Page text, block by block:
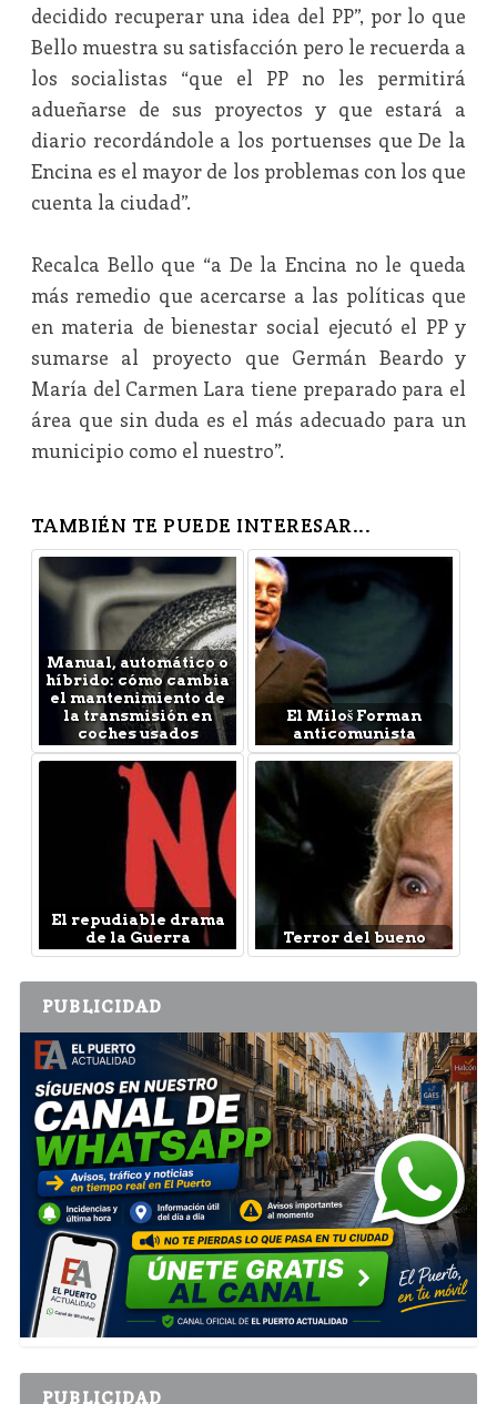
decidido recuperar una idea del PP”, por lo que
Bello muestra su satisfacción pero le recuerda a
los socialistas “que el PP no les permitirá
adueñarse de sus proyectos y que estará a
diario recordándole a los portuenses que De la
Encina es el mayor de los problemas con los que
cuenta la ciudad”.
Recalca Bello que “a De la Encina no le queda
más remedio que acercarse a las políticas que
en materia de bienestar social ejecutó el PP y
sumarse al proyecto que Germán Beardo y
María del Carmen Lara tiene preparado para el
área que sin duda es el más adecuado para un
municipio como el nuestro”.
TAMBIÉN TE PUEDE INTERESAR...
Manual, automático o
híbrido: cómo cambia
el mantenimiento de
la transmisión en
coches usados
El Miloš Forman
anticomunista
El repudiable drama
de la Guerra
Terror del bueno
PUBLICIDAD
PUBLICIDAD